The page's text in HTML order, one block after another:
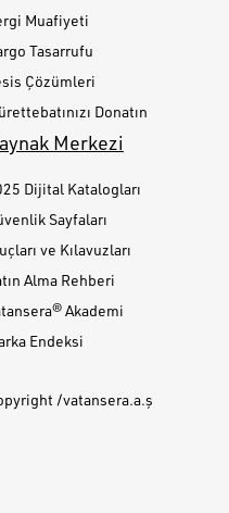
Muafiyeti
Tasarrufu
Çözümleri
Donatın
Merkezi
Dijital Katalogları
Sayfaları
ve Kılavuzları
Alma Rehberi
Akademi
Endeksi
/vatansera.a.ş